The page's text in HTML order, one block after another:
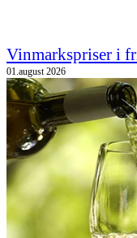
Vinmarkspriser i
01.august 2026